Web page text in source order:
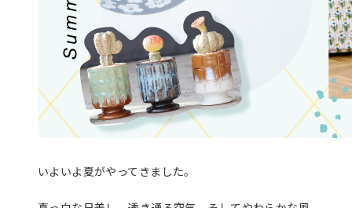
いよいよ夏がやってきました。